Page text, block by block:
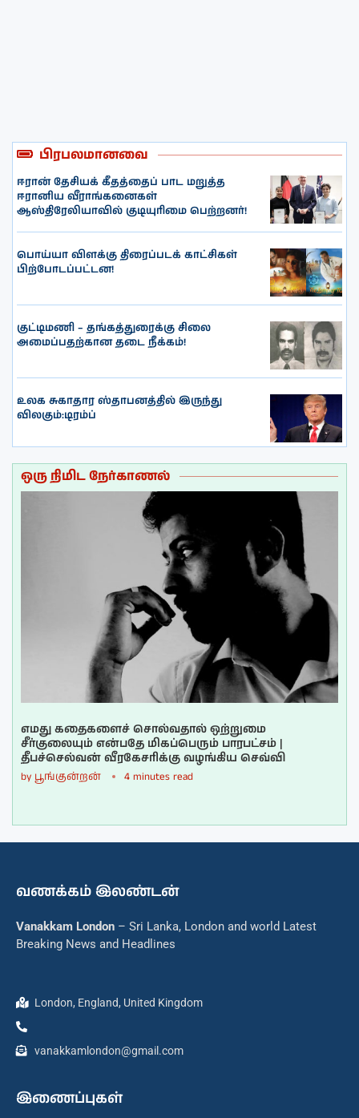
பிரபலமானவை
ஈரான் தேசியக் கீதத்தைப் பாட மறுத்த
ஈரானிய வீராங்கனைகள்
ஆஸ்திரேலியாவில் குடியுரிமை பெற்றனர்!
பொய்யா விளக்கு திரைப்படக் காட்சிகள்
பிற்போடப்பட்டன!
குட்டிமணி – தங்கத்துரைக்கு சிலை
அமைப்பதற்கான தடை நீக்கம்!
உலக சுகாதார ஸ்தாபனத்தில் இருந்து
விலகும்:டிரம்ப்
ஒரு நிமிட நேர்காணல்
எமது கதைகளைச் சொல்வதால் ஒற்றுமை
சீர்குலையும் என்பதே மிகப்பெரும் பாரபட்சம் |
தீபச்செல்வன் வீரகேசரிக்கு வழங்கிய செவ்வி
by பூங்குன்றன் 4 minutes read
வணக்கம் இலண்டன்
Vanakkam London – Sri Lanka, London and world Latest
Breaking News and Headlines
London, England, United Kingdom
vanakkamlondon@gmail.com
இணைப்புகள்